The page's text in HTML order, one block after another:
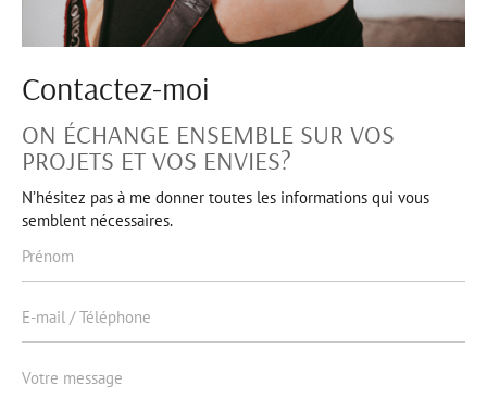
Contactez-moi
ON ÉCHANGE ENSEMBLE SUR VOS
PROJETS ET VOS ENVIES?
N’hésitez pas à me donner toutes les informations qui vous
semblent nécessaires.